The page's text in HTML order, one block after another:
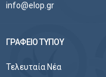
info@elop.gr
ΓΡΑΦΕΙΟ ΤΥΠΟΥ
Τελευταία Νέα